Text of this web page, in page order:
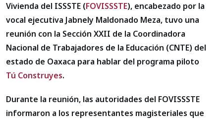
Vivienda del ISSSTE (FOVISSSTE), encabezado por la
vocal ejecutiva Jabnely Maldonado Meza, tuvo una
reunión con la Sección XXII de la Coordinadora
Nacional de Trabajadores de la Educación (CNTE) del
estado de Oaxaca para hablar del programa piloto
Tú Construyes.
Durante la reunión, las autoridades del FOVISSSTE
informaron a los representantes magisteriales que